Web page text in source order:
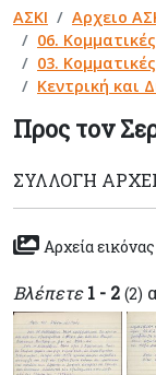
ΑΣΚΙ Αρχειο
06.
03.
Κεντρική και
Προς τον
ΣΥΛΛΟΓΉ
Αρχεία εικόνας
Βλέπετε 1 - 2 (2)